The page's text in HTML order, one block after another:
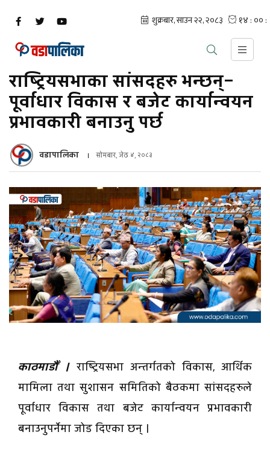
राष्ट्रियसभाका सांसदहरु भन्छन्–
पूर्वाधार विकास र बजेट कार्यान्वयन
प्रभावकारी बनाउनु पर्छ
वडापालिका सोमबार, जेठ ४, २०८३
काठमाडौँ । राष्ट्रियसभा अन्तर्गतको विकास, आर्थिक
मामिला तथा सुशासन समितिको बैठकमा सांसदहरुले
पूर्वाधार विकास तथा बजेट कार्यान्वयन प्रभावकारी
बनाउनुपर्नेमा जोड दिएका छन् ।